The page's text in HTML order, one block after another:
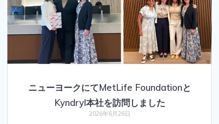
ニューヨークにてMetLife Foundationと
Kyndryl本社を訪問しました
2026年6月26日